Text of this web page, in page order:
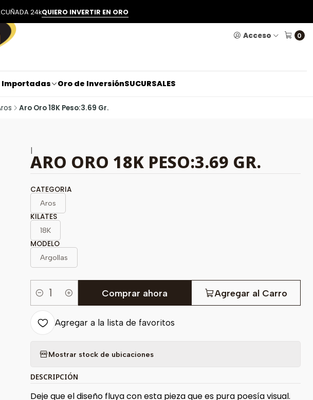
Acceso 0
Importadas Oro de InversiónSUCURSALES
24kQUIERO INVERTIR EN ORO
Aro Oro 18K Peso:3.69 Gr.
|
ARO ORO 18K PESO:3.69 GR.
CATEGORIA
Aros
KILATES
18K
MODELO
Argollas
Cantidad
Agregar al Carro
Comprar ahora
Agregar a la lista de favoritos
Mostrar stock de ubicaciones
DESCRIPCIÓN
Deje que el diseño fluya con esta pieza que es pura poesía visual.